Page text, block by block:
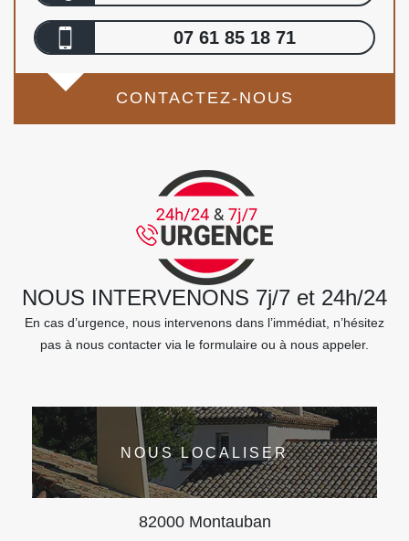
07 61 85 18 71
CONTACTEZ-NOUS
NOUS INTERVENONS 7j/7 et 24h/24
En cas d’urgence, nous intervenons dans l’immédiat, n’hésitez
pas à nous contacter via le formulaire ou à nous appeler.
NOUS LOCALISER
82000 Montauban